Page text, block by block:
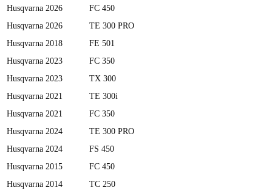
Husqvarna 2026
FC 450
Husqvarna 2026
TE 300 PRO
Husqvarna 2018
FE 501
Husqvarna 2023
FC 350
Husqvarna 2023
TX 300
Husqvarna 2021
TE 300i
Husqvarna 2021
FC 350
Husqvarna 2024
TE 300 PRO
Husqvarna 2024
FS 450
Husqvarna 2015
FC 450
Husqvarna 2014
TC 250